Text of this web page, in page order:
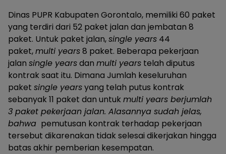
Dinas PUPR Kabupaten Gorontalo, memiliki 60 paket
yang terdiri dari 52 paket jalan dan jembatan 8
paket. Untuk paket jalan,single years 44
paket,multi years8 paket. Beberapa pekerjaan
jalan single yearsdan multi years telah diputus
kontrak saat itu. Dimana Jumlah keseluruhan
paket single yearsyang telah putus kontrak
sebanyak 11 paket dan untuk multi years berjumlah
3 paket pekerjaan jalan. Alasannya sudah jelas,
bahwa pemutusan kontrak terhadap pekerjaan
tersebut dikarenakan tidak selesai dikerjakan hingga
batas akhir pemberian kesempatan.